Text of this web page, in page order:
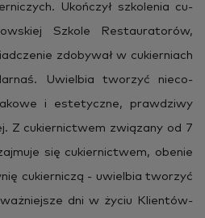
Ukoń­czył szko­le­nia cu­
Szko­le Re­stau­ra­to­rów,
zdo­by­wał w cu­kier­niach
Uwiel­bia two­rzyć nie­co­
i es­te­tycz­ne, praw­dzi­wy
Z cu­kier­nic­twem zwią­za­ny od 7
się cu­kier­nic­twem, obe­nie
cu­kier­ni­czą - uwiel­bia two­rzyć
dni w życiu Klien­tów-